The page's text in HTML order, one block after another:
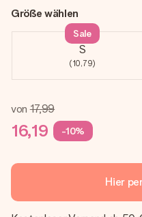
Größe wählen
S
(10,79)
Sale
von 17,99
16,19 -10%
Hier